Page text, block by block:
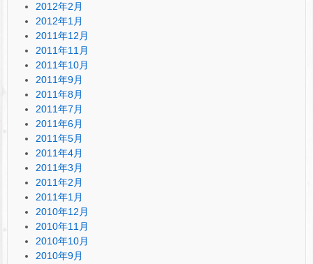
2012年2月
2012年1月
2011年12月
2011年11月
2011年10月
2011年9月
2011年8月
2011年7月
2011年6月
2011年5月
2011年4月
2011年3月
2011年2月
2011年1月
2010年12月
2010年11月
2010年10月
2010年9月